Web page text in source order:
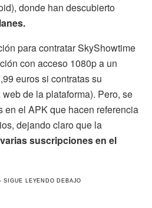
donde han descubierto
para contratar SkyShowtime
con acceso 1080p a un
euros si contratas su
de la plataforma). Pero, se
en el APK que hacen referencia
dejando claro que la
suscripciones en el